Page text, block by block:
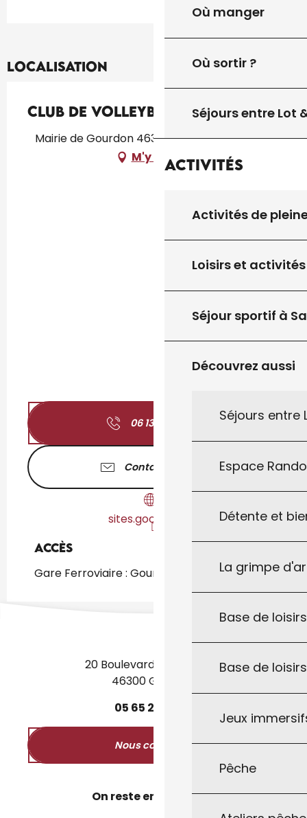
Où manger
Où sortir ?
Séjours entre Lot
Activités
Activités de
Loisirs et activités
Séjour sportif à
Découvrez aussi
Séjours entre
Espace
Détente et
La grimpe
Base de
Base de
Jeux
Pêche
Localisation
Club de Volleyball
Mairie de Gourdon 46300 Gourdon, Gourdon
M'y rendre
06 13 40 39
Contactez-nous
sites.google.com
Accès
Accès
Gare Ferroviaire : Gourdon à 1km
20 Boulevard des Martyrs
46300 Gourdon
05 65 27
Nous contacter
On reste en contact ?